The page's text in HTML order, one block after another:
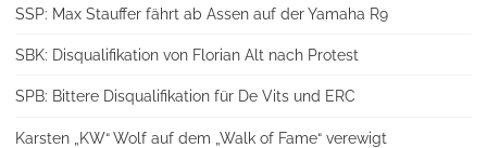
SSP: Max Stauffer fährt ab Assen auf der Yamaha R9
SBK: Disqualifikation von Florian Alt nach Protest
SPB: Bittere Disqualifikation für De Vits und ERC
Karsten „KW“ Wolf auf dem „Walk of Fame“ verewigt